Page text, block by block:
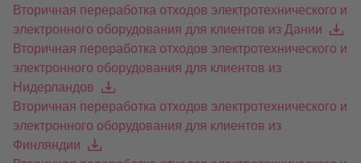
Вторичная переработка отходов электротехнического и
электронного оборудования для клиентов из Дании
Вторичная переработка отходов электротехнического и
электронного оборудования для клиентов из
Нидерландов
Вторичная переработка отходов электротехнического и
электронного оборудования для клиентов из
Финляндии